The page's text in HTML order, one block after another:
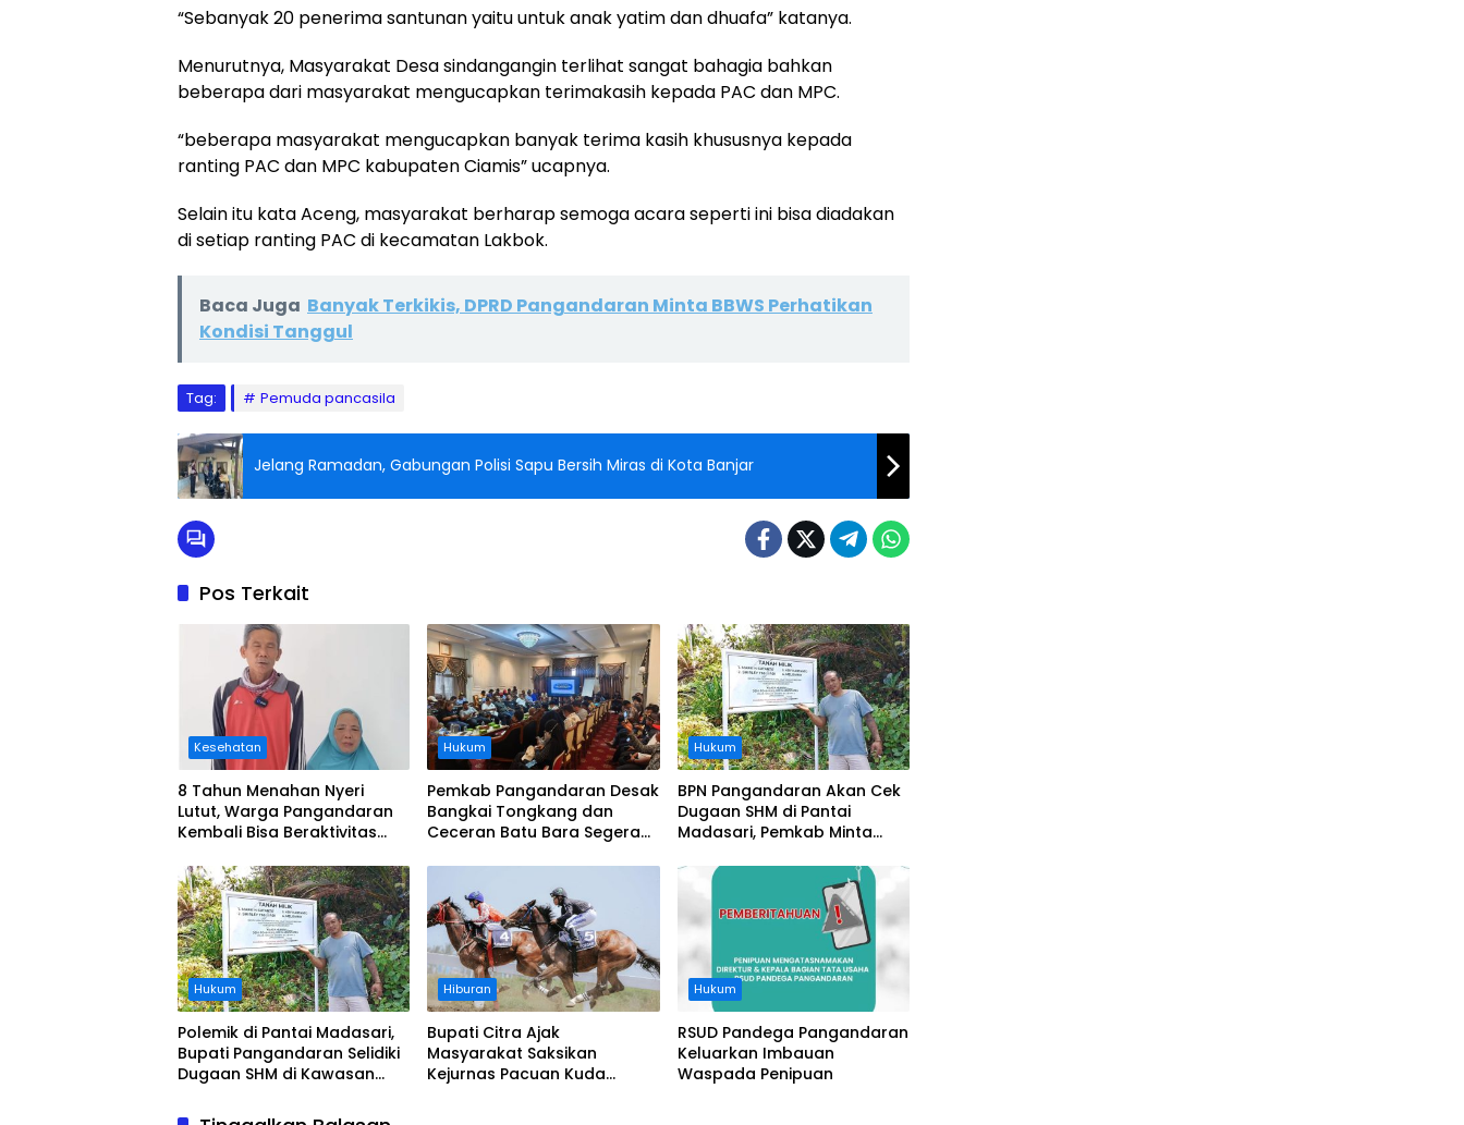
“Sebanyak 20 penerima santunan yaitu untuk anak yatim dan dhuafa” katanya.
Menurutnya, Masyarakat Desa sindangangin terlihat sangat bahagia bahkan
beberapa dari masyarakat mengucapkan terimakasih kepada PAC dan MPC.
“beberapa masyarakat mengucapkan banyak terima kasih khususnya kepada
ranting PAC dan MPC kabupaten Ciamis” ucapnya.
Selain itu kata Aceng, masyarakat berharap semoga acara seperti ini bisa diadakan
di setiap ranting PAC di kecamatan Lakbok.
Baca Juga Banyak Terkikis, DPRD Pangandaran Minta BBWS Perhatikan
Kondisi Tanggul
Tag: Pemuda pancasila
Jelang Ramadan, Gabungan Polisi Sapu Bersih Miras di Kota Banjar
Pos Terkait
Kesehatan
8 Tahun Menahan Nyeri
Lutut, Warga Pangandaran
Kembali Bisa Beraktivitas
Ditanggung BPJS
Hukum
Pemkab Pangandaran Desak
Bangkai Tongkang dan
Ceceran Batu Bara Segera
Koordinasi Perusahaan
Hukum
BPN Pangandaran Akan Cek
Dugaan SHM di Pantai
Madasari, Pemkab Minta
Hukum
Polemik di Pantai Madasari,
Bupati Pangandaran Selidiki
Dugaan SHM di Kawasan
Hiburan
Bupati Citra Ajak
Masyarakat Saksikan
Kejurnas Pacuan Kuda
Hukum
RSUD Pandega Pangandaran
Keluarkan Imbauan
Waspada Penipuan